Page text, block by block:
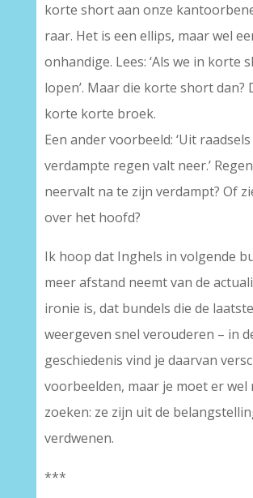
korte short aan onze
raar. Het is een ellips, maar wel
onhandige. Lees: ‘Als we in korte
lopen’. Maar die korte short dan?
korte korte broek.
Een ander voorbeeld: ‘Uit raadsels
verdampte regen valt neer.’
neervalt na te zijn verdampt? Of
over het hoofd?
Ik hoop dat Inghels in volgende
meer afstand neemt van de
ironie is, dat bundels die de
weergeven snel verouderen – in
geschiedenis vind je daarvan
voorbeelden, maar je moet er wel
zoeken: ze zijn uit de
verdwenen.
***